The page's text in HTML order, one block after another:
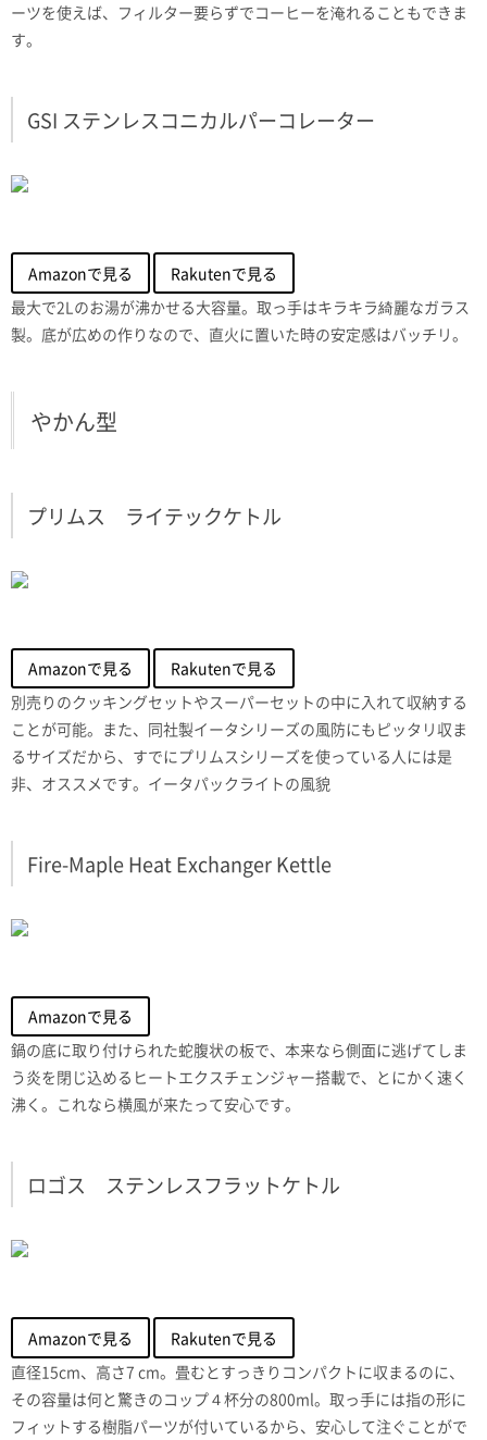
ーツを使えば、フィルター要らずでコーヒーを淹れることもできま
す。
GSI ステンレスコニカルパーコレーター
Amazonで見る
Rakutenで見る
最大で2Lのお湯が沸かせる大容量。取っ手はキラキラ綺麗なガラス
製。底が広めの作りなので、直火に置いた時の安定感はバッチリ。
やかん型
プリムス ライテックケトル
Amazonで見る
Rakutenで見る
別売りのクッキングセットやスーパーセットの中に入れて収納する
ことが可能。また、同社製イータシリーズの風防にもピッタリ収ま
るサイズだから、すでにプリムスシリーズを使っている人には是
非、オススメです。イータパックライトの風貌
Fire-Maple Heat Exchanger Kettle
Amazonで見る
鍋の底に取り付けられた蛇腹状の板で、本来なら側面に逃げてしま
う炎を閉じ込めるヒートエクスチェンジャー搭載で、とにかく速く
沸く。これなら横風が来たって安心です。
ロゴス ステンレスフラットケトル
Amazonで見る
Rakutenで見る
直径15cm、高さ7 cm。畳むとすっきりコンパクトに収まるのに、
その容量は何と驚きのコップ４杯分の800ml。取っ手には指の形に
フィットする樹脂パーツが付いているから、安心して注ぐことがで